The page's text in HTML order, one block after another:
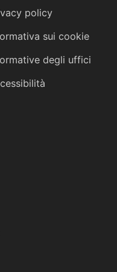
policy
sui cookie
degli uffici